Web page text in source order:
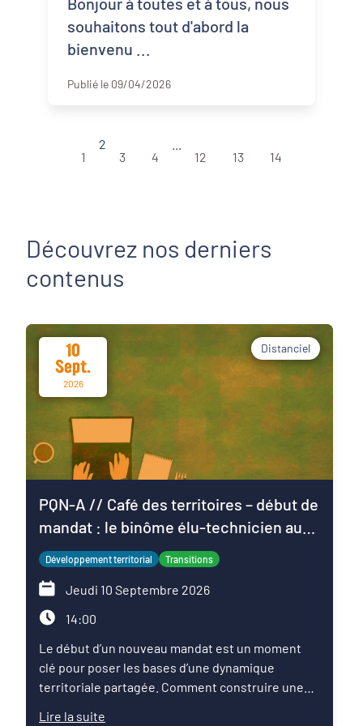
souhaitons tout d'abord la
Publié le 09/04/2026
1
2
3
4
12
13 14
Découvrez nos derniers
contenus
10
Sept.
2026
Distanciel
PQN-A // Café des territoires – début de
mandat : le binôme élu-technicien au
service du projet de territoire
Développement territorial Transitions
Jeudi 10 Septembre 2026
14:00
Le début d’un nouveau mandat est un moment
clé pour poser les bases d’une dynamique
territoriale partagée. Comment construire une
Lire la suite